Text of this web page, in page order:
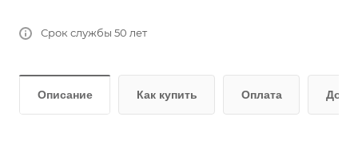
Срок службы 50 лет
Описание Как купить Оплата